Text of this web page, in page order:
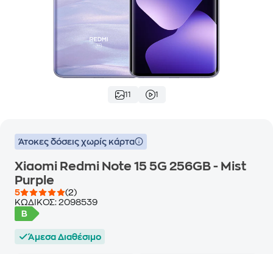
11 1
Άτοκες δόσεις χωρίς κάρτα
Xiaomi Redmi Note 15 5G 256GB - Mist
Purple
5
(2)
ΚΩΔΙΚΟΣ: 2098539
Άμεσα Διαθέσιμο